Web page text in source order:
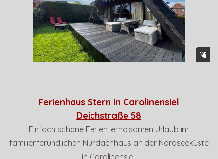
Ferienhaus Stern in Carolinensiel
Deichstraße 58
Einfach schöne Ferien, erholsamen Urlaub im
familienferundlichen Nurdachhaus an der Nordseeküste
in Carolinensiel.